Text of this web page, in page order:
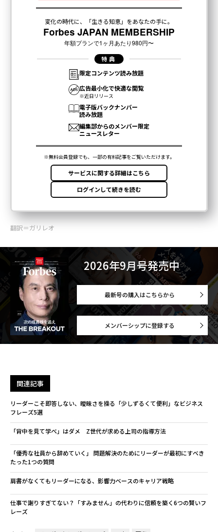
翻訳＝ガリレオ
2026年9月号発売中
最新号の購入はこちらから
メンバーシップに登録する
関連記事
リーダーこそ即答しない、曖昧さを操る「少しずるくて便利」なビジネス
フレーズ5選
「背中を見て学べ」はダメ Z世代が求める上司の指導方法
「優秀な社員から辞めていく」 問題解決のためにリーダーが最初にすべき
たった1つの質問
肩書がなくてもリーダーになる、影響力ベースのキャリア戦略
仕事で謝りすぎてない？「すみません」の代わりに信頼を築く6つの賢いフ
レーズ